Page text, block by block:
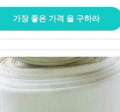
가장 좋은 가격 을 구하라